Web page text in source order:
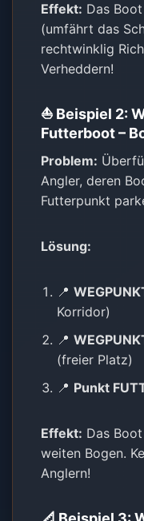
Effekt: Das
(umfährt das
rechtwinklig
Verheddern!
⛵ Beispiel 2:
Futterboot –
Problem:
Angler, deren
Futterpunkt
Lösung:
📍
Korridor)
📍
(freier Platz)
📍 Punkt
Effekt: Das
weiten Bogen.
Anglern!